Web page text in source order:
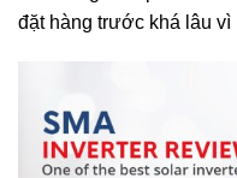
đặt hàng trước khá lâu vì